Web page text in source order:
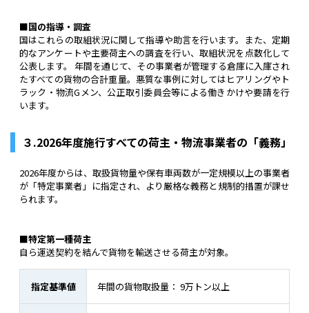
■国の指導・調査
国はこれらの取組状況に関して指導や助言を行います。また、定期
的なアンケートや主要荷主への調査を行い、取組状況を点数化して
公表します。 年間を通じて、その事業者が管理する倉庫に入庫され
たすべての貨物の合計重量。悪質な事例に対してはヒアリングやト
ラック・物流Gメン、公正取引委員会等による働きかけや要請を行
います。
３.2026年度施行すべての荷主・物流事業者の「義務」
2026年度からは、取扱貨物量や保有車両数が一定規模以上の事業者
が「特定事業者」に指定され、より厳格な義務と規制的措置が課せ
られます。
■特定第一種荷主
自ら運送契約を結んで貨物を輸送させる荷主が対象。
指定基準値 年間の貨物取扱量： 9万トン以上